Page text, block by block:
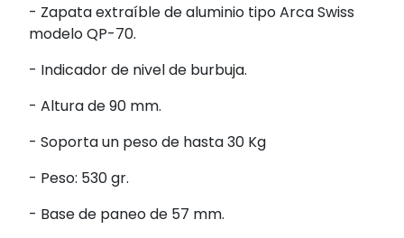
- Zapata extraíble de aluminio tipo Arca Swiss
modelo QP-70.
- Indicador de nivel de burbuja.
- Altura de 90 mm.
- Soporta un peso de hasta 30 Kg
- Peso: 530 gr.
- Base de paneo de 57 mm.